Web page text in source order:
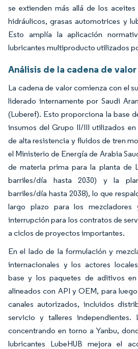
se extienden más allá de los
hidráulicos, grasas automotrices y
Esto amplía la aplicación
lubricantes multiproducto utilizados
Análisis de la cadena de valor
La cadena de valor comienza con el
liderado internamente por Saudi
(Luberef). Esto proporciona la base
insumos del Grupo II/III utilizados
de alta resistencia y fluidos de tren
el Ministerio de Energía de Arabia
de materia prima para la planta de
barriles/día hasta 2030) y la
barriles/día hasta 2038), lo que
largo plazo para los
interrupción para los contratos de
a ciclos de proyectos importantes.
En el lado de la formulación y
internacionales y los actores
base y los paquetes de aditivos en
alineados con API y OEM, para
canales autorizados, incluidos
servicio y talleres independientes.
concentrando en torno a Yanbu,
lubricantes LubeHUB mejora el